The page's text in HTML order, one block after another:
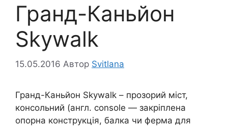
Гранд-Каньйон
Skywalk
15.05.2016 Автор Svitlana
Гранд-Каньйон Skywalk – прозорий міст,
консольний (англ. console — закріплена
опорна конструкція, балка чи ферма для